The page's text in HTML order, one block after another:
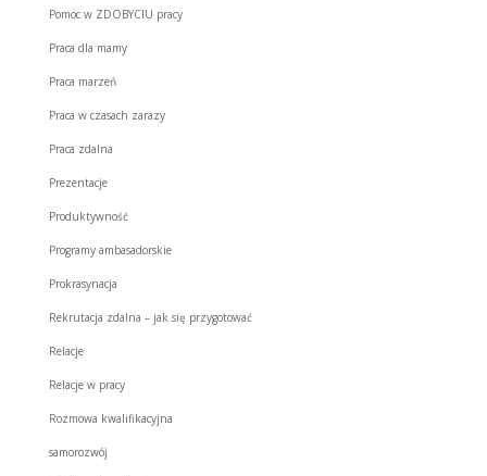
Pomoc w ZDOBYCIU pracy
Praca dla mamy
Praca marzeń
Praca w czasach zarazy
Praca zdalna
Prezentacje
Produktywność
Programy ambasadorskie
Prokrasynacja
Rekrutacja zdalna – jak się przygotować
Relacje
Relacje w pracy
Rozmowa kwalifikacyjna
samorozwój